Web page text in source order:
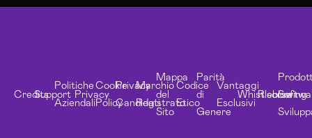
CreditsSupport
Politiche
Aziendali
Privacy
Cookie
Policy
Privacy
Candidati
Marchio
Registrato
Mappa
del
Sito
Codice
Etico
Parità
di
Genere
Vantaggi
Esclusivi
Whistleblowing
Risorse